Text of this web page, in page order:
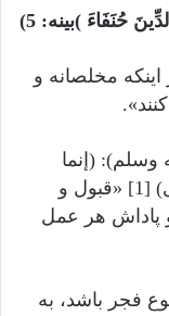
حُنَفَاءَ )بینه: 5)
مخلصانه و
وسلم): (إنما
الأعمال بالنیات، و إنما لکل امری مانوی) [1] «قبول و
پاداش هر عمل
فجر باشد، به